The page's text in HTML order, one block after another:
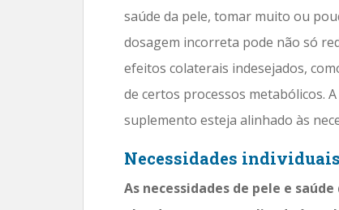
saúde da pele, tomar muito ou
dosagem incorreta pode não só
efeitos colaterais indesejados,
de certos processos metabólicos.
suplemento esteja alinhado às
Necessidades
As necessidades de pele e